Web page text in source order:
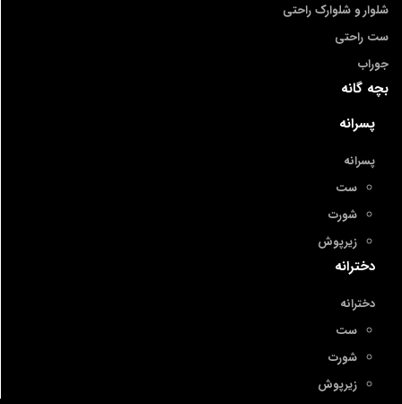
شلوار و شلوارک راحتی
ست راحتی
جوراب
بچه گانه
پسرانه
پسرانه
ست
شورت
زیرپوش
دخترانه
دخترانه
ست
شورت
زیرپوش